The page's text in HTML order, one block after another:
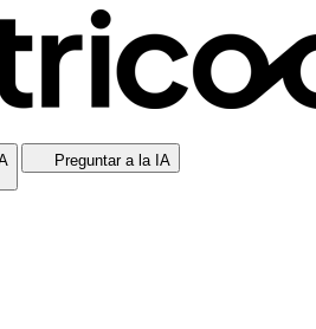
Preguntar a la IA